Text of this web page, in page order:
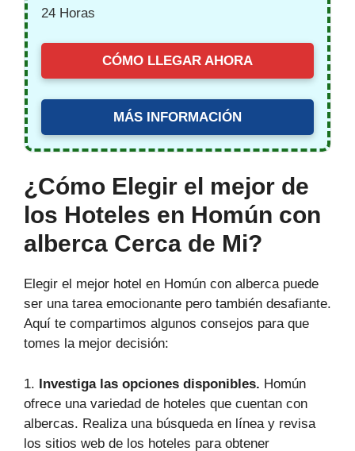
24 Horas
CÓMO LLEGAR AHORA
MÁS INFORMACIÓN
¿Cómo Elegir el mejor de
los Hoteles en Homún con
alberca Cerca de Mi?
Elegir el mejor hotel en Homún con alberca puede
ser una tarea emocionante pero también desafiante.
Aquí te compartimos algunos consejos para que
tomes la mejor decisión:
1. Investiga las opciones disponibles. Homún
ofrece una variedad de hoteles que cuentan con
albercas. Realiza una búsqueda en línea y revisa
los sitios web de los hoteles para obtener